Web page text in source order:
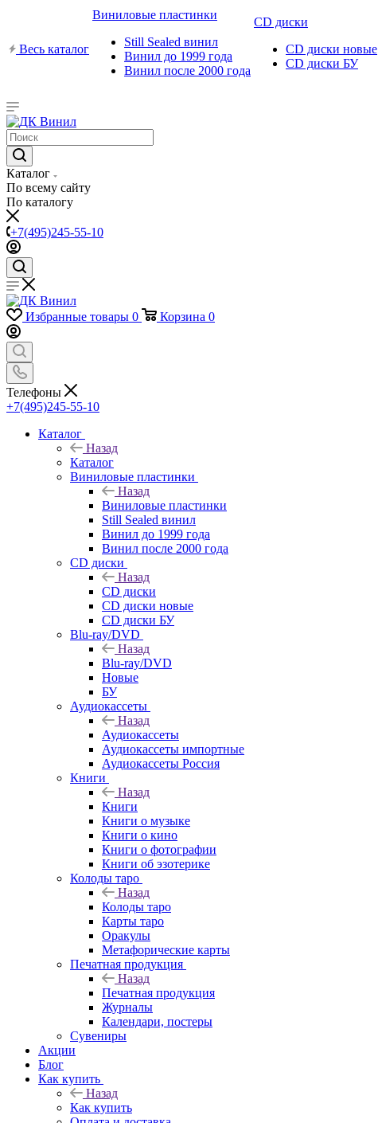
Весь каталог
Виниловые пластинки
Still Sealed винил
Винил до 1999 года
Винил после 2000 года
CD диски
CD диски новые
CD диски БУ
Каталог
По всему сайту
По каталогу
+7(495)245-55-10
Избранные товары 0 Корзина 0
Телефоны
+7(495)245-55-10
Каталог
Назад
Каталог
Виниловые пластинки
Назад
Виниловые пластинки
Still Sealed винил
Винил до 1999 года
Винил после 2000 года
CD диски
Назад
CD диски
CD диски новые
CD диски БУ
Blu-ray/DVD
Назад
Blu-ray/DVD
Новые
БУ
Аудиокассеты
Назад
Аудиокассеты
Аудиокассеты импортные
Аудиокассеты Россия
Книги
Назад
Книги
Книги о музыке
Книги о кино
Книги о фотографии
Книги об эзотерике
Колоды таро
Назад
Колоды таро
Карты таро
Оракулы
Метафорические карты
Печатная продукция
Назад
Печатная продукция
Журналы
Календари, постеры
Сувениры
Акции
Блог
Как купить
Назад
Как купить